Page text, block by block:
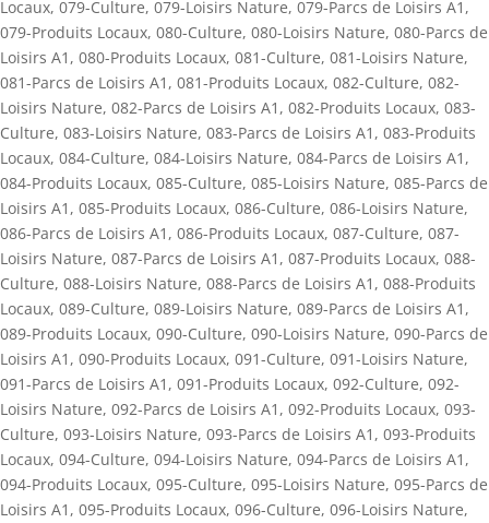
Locaux, 079-Culture, 079-Loisirs Nature, 079-Parcs de Loisirs A1 ,
079-Produits Locaux, 080-Culture, 080-Loisirs Nature, 080-Parcs de
Loisirs A1 , 080-Produits Locaux, 081-Culture, 081-Loisirs Nature,
081-Parcs de Loisirs A1 , 081-Produits Locaux, 082-Culture, 082-
Loisirs Nature, 082-Parcs de Loisirs A1 , 082-Produits Locaux, 083-
Culture, 083-Loisirs Nature, 083-Parcs de Loisirs A1 , 083-Produits
Locaux, 084-Culture, 084-Loisirs Nature, 084-Parcs de Loisirs A1 ,
084-Produits Locaux, 085-Culture, 085-Loisirs Nature, 085-Parcs de
Loisirs A1 , 085-Produits Locaux, 086-Culture, 086-Loisirs Nature,
086-Parcs de Loisirs A1 , 086-Produits Locaux, 087-Culture, 087-
Loisirs Nature, 087-Parcs de Loisirs A1 , 087-Produits Locaux, 088-
Culture, 088-Loisirs Nature, 088-Parcs de Loisirs A1 , 088-Produits
Locaux, 089-Culture, 089-Loisirs Nature, 089-Parcs de Loisirs A1 ,
089-Produits Locaux, 090-Culture, 090-Loisirs Nature, 090-Parcs de
Loisirs A1 , 090-Produits Locaux, 091-Culture, 091-Loisirs Nature,
091-Parcs de Loisirs A1 , 091-Produits Locaux, 092-Culture, 092-
Loisirs Nature, 092-Parcs de Loisirs A1 , 092-Produits Locaux, 093-
Culture, 093-Loisirs Nature, 093-Parcs de Loisirs A1 , 093-Produits
Locaux, 094-Culture, 094-Loisirs Nature, 094-Parcs de Loisirs A1 ,
094-Produits Locaux, 095-Culture, 095-Loisirs Nature, 095-Parcs de
Loisirs A1 , 095-Produits Locaux, 096-Culture, 096-Loisirs Nature,